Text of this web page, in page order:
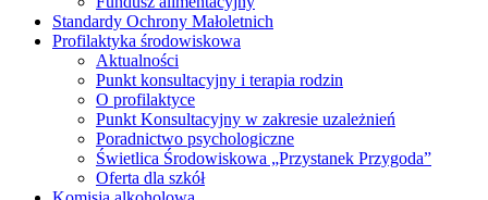
Standardy Ochrony Małoletnich
Profilaktyka środowiskowa
Aktualności
Punkt konsultacyjny i terapia rodzin
O profilaktyce
Punkt Konsultacyjny w zakresie uzależnień
Poradnictwo psychologiczne
Świetlica Środowiskowa „Przystanek Przygoda”
Oferta dla szkół